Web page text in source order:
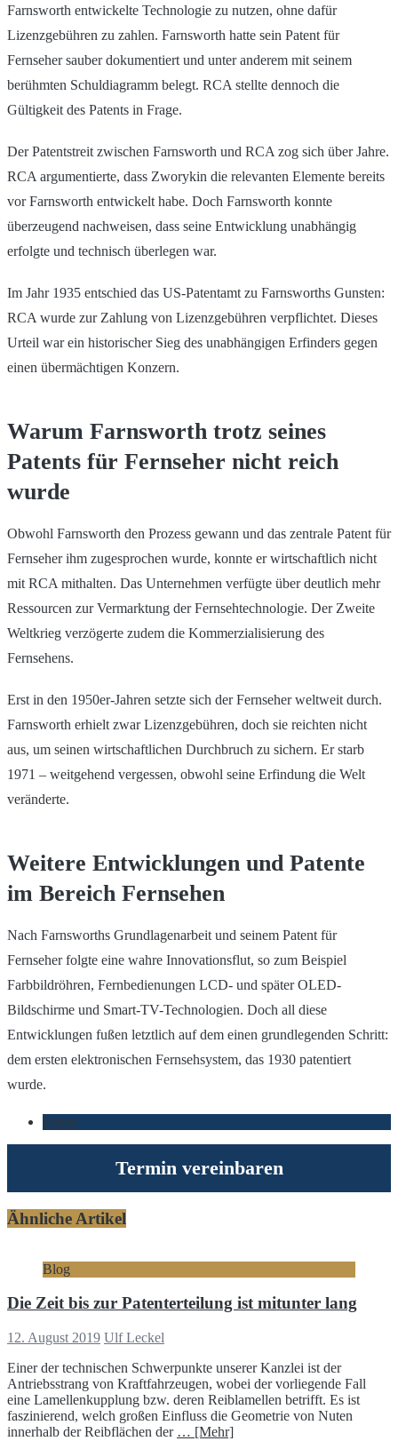
Farnsworth entwickelte Technologie zu nutzen, ohne dafür
Lizenzgebühren zu zahlen. Farnsworth hatte sein Patent für
Fernseher sauber dokumentiert und unter anderem mit seinem
berühmten Schuldiagramm belegt. RCA stellte dennoch die
Gültigkeit des Patents in Frage.
Der Patentstreit zwischen Farnsworth und RCA zog sich über Jahre.
RCA argumentierte, dass Zworykin die relevanten Elemente bereits
vor Farnsworth entwickelt habe. Doch Farnsworth konnte
überzeugend nachweisen, dass seine Entwicklung unabhängig
erfolgte und technisch überlegen war.
Im Jahr 1935 entschied das US-Patentamt zu Farnsworths Gunsten:
RCA wurde zur Zahlung von Lizenzgebühren verpflichtet. Dieses
Urteil war ein historischer Sieg des unabhängigen Erfinders gegen
einen übermächtigen Konzern.
Warum Farnsworth trotz seines
Patents für Fernseher nicht reich
wurde
Obwohl Farnsworth den Prozess gewann und das zentrale Patent für
Fernseher ihm zugesprochen wurde, konnte er wirtschaftlich nicht
mit RCA mithalten. Das Unternehmen verfügte über deutlich mehr
Ressourcen zur Vermarktung der Fernsehtechnologie. Der Zweite
Weltkrieg verzögerte zudem die Kommerzialisierung des
Fernsehens.
Erst in den 1950er-Jahren setzte sich der Fernseher weltweit durch.
Farnsworth erhielt zwar Lizenzgebühren, doch sie reichten nicht
aus, um seinen wirtschaftlichen Durchbruch zu sichern. Er starb
1971 – weitgehend vergessen, obwohl seine Erfindung die Welt
veränderte.
Weitere Entwicklungen und Patente
im Bereich Fernsehen
Nach Farnsworths Grundlagenarbeit und seinem Patent für
Fernseher folgte eine wahre Innovationsflut, so zum Beispiel
Farbbildröhren, Fernbedienungen LCD- und später OLED-
Bildschirme und Smart-TV-Technologien. Doch all diese
Entwicklungen fußen letztlich auf dem einen grundlegenden Schritt:
dem ersten elektronischen Fernsehsystem, das 1930 patentiert
wurde.
Patent
Termin vereinbaren
Ähnliche Artikel
Blog
Die Zeit bis zur Patenterteilung ist mitunter lang
12. August 2019 Ulf Leckel
Einer der technischen Schwerpunkte unserer Kanzlei ist der
Antriebsstrang von Kraftfahrzeugen, wobei der vorliegende Fall
eine Lamellenkupplung bzw. deren Reiblamellen betrifft. Es ist
faszinierend, welch großen Einfluss die Geometrie von Nuten
innerhalb der Reibflächen der … [Mehr]